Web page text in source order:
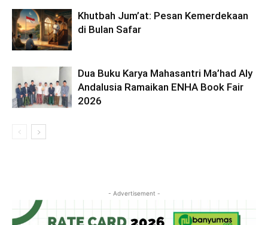
Khutbah Jum’at: Pesan Kemerdekaan
di Bulan Safar
Dua Buku Karya Mahasantri Ma’had Aly
Andalusia Ramaikan ENHA Book Fair
2026
- Advertisement -